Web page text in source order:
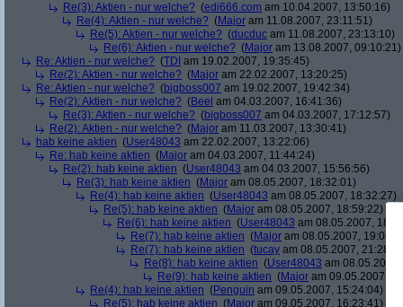
Re(3): Aktien - nur welche? (edi666.com am 10.04.2007, 13:50:16)
Re(4): Aktien - nur welche? (Major am 11.08.2007, 23:11:51)
Re(5): Aktien - nur welche? (ducduc am 11.08.2007, 23:13:10)
Re(6): Aktien - nur welche? (Major am 13.08.2007, 09:10:21)
Re: Aktien - nur welche? (TDI am 19.02.2007, 19:35:45)
Re(2): Aktien - nur welche? (Major am 22.02.2007, 13:20:25)
Re: Aktien - nur welche? (bigboss007 am 19.02.2007, 19:42:34)
Re(2): Aktien - nur welche? (Beel am 04.03.2007, 16:41:36)
Re(3): Aktien - nur welche? (bigboss007 am 04.03.2007, 17:12:57)
Re(2): Aktien - nur welche? (Major am 11.03.2007, 13:30:41)
hab keine aktien (User48043 am 22.02.2007, 13:22:06)
Re: hab keine aktien (Major am 04.03.2007, 11:44:24)
Re(2): hab keine aktien (User48043 am 04.03.2007, 15:56:56)
Re(3): hab keine aktien (Major am 08.05.2007, 18:32:01)
Re(4): hab keine aktien (User48043 am 08.05.2007, 18:32:27)
Re(5): hab keine aktien (Major am 08.05.2007, 18:59:22)
Re(6): hab keine aktien (User48043 am 08.05.2007,
Re(7): hab keine aktien (Major am 08.05.2007,
Re(7): hab keine aktien (tucay am 08.05.2007,
Re(8): hab keine aktien (User48043 am
Re(9): hab keine aktien (Major am 09.05.2007,
Re(4): hab keine aktien (Penguin am 09.05.2007, 15:24:04)
Re(5): hab keine aktien (Major am 09.05.2007, 16:23:41)